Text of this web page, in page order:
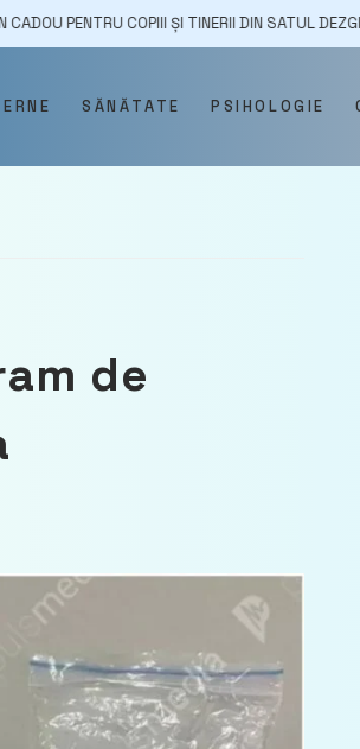
COPIII ȘI TINERII DIN SATUL DEZGINJA: ECHIPA
SĂNĂTATE PSIHOLOGIE
de